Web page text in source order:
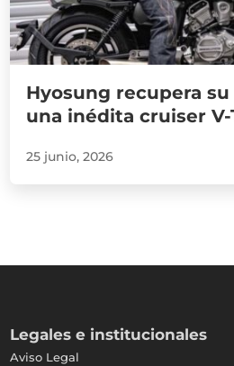
Hyosung recupera
una inédita cruiser V-
25 junio, 2026
Legales e institucionales
Aviso Legal